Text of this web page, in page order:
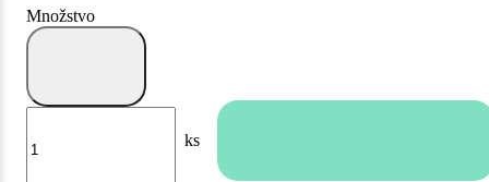
Množstvo
ks